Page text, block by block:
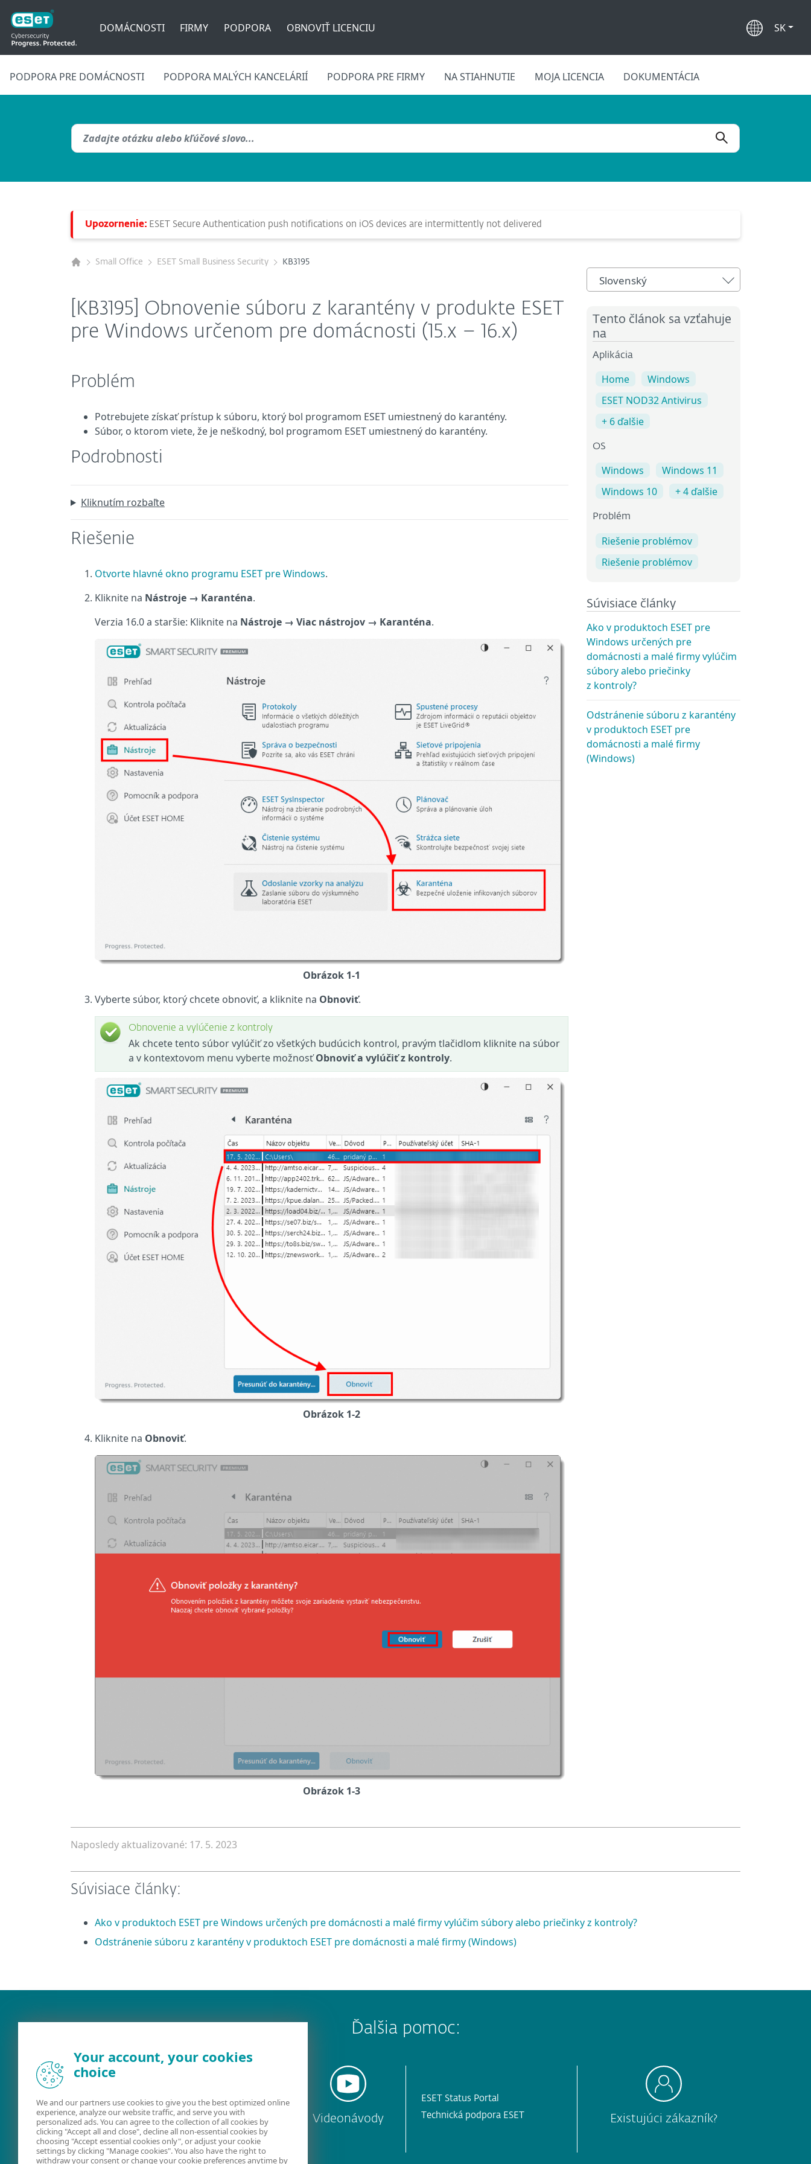
DOMÁCNOSTI FIRMY PODPORA OBNOVIŤ LICENCIU SK
PODPORA PRE DOMÁCNOSTI PODPORA MALÝCH KANCELÁRIÍ PODPORA PRE FIRMY NA STIAHNUTIE MOJA LICENCIA DOKUMENTÁCIA
Upozornenie: ESET Secure Authentication push notifications on iOS devices are intermittently not delivered
Small Office ESET Small Business Security KB3195
[KB3195] Obnovenie súboru z karantény v produkte ESET
pre Windows určenom pre domácnosti (15.x – 16.x)
Problém
Potrebujete získať prístup k súboru, ktorý bol programom ESET umiestnený do karantény.
Súbor, o ktorom viete, že je neškodný, bol programom ESET umiestnený do karantény.
Podrobnosti
Kliknutím rozbaľte
Riešenie
Otvorte hlavné okno programu ESET pre Windows.
Kliknite na Nástroje → Karanténa.
Verzia 16.0 a staršie: Kliknite na Nástroje → Viac nástrojov → Karanténa.
Obrázok 1-1
Vyberte súbor, ktorý chcete obnoviť, a kliknite na Obnoviť.
Obnovenie a vylúčenie z kontroly
Ak chcete tento súbor vylúčiť zo všetkých budúcich kontrol, pravým tlačidlom kliknite na súbor
a v kontextovom menu vyberte možnosťObnoviť a vylúčiť z kontroly.
Obrázok 1-2
Kliknite na Obnoviť.
Obrázok 1-3
Slovenský
Tento článok sa vzťahuje
na
Aplikácia
Home
Windows
ESET NOD32 Antivirus
+ 6 ďalšie
OS
Windows
Windows 11
Windows 10
+ 4 ďalšie
Problém
Riešenie problémov
Riešenie problémov
Súvisiace články
Ako v produktoch ESET pre
Windows určených pre
domácnosti a malé firmy vylúčim
súbory alebo priečinky
z kontroly?
Odstránenie súboru z karantény
v produktoch ESET pre
domácnosti a malé firmy
(Windows)
Naposledy aktualizované: 17. 5. 2023
Súvisiace články:
Ako v produktoch ESET pre Windows určených pre domácnosti a malé firmy vylúčim súbory alebo priečinky z kontroly?
Odstránenie súboru z karantény v produktoch ESET pre domácnosti a malé firmy (Windows)
Ďalšia pomoc:
Dokumentácia
ESET Security
Forum
Videonávody
ESET Status Portal
Technická podpora ESET
Existujúci zákazník?
Your account, your cookies
choice
We and our partners use cookies to give you the best optimized online
experience, analyze our website traffic, and serve you with
personalized ads. You can agree to the collection of all cookies by
clicking "Accept all and close", decline all non-essential cookies by
choosing "Accept essential cookies only", or adjust your cookie
settings by clicking "Manage cookies". You also have the right to
withdraw your consent or change your cookie preferences anytime by